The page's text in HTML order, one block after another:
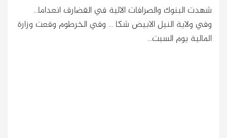
شهدت البنوك والصرافات الالية في القضارف انعداما…
وفي ولاية النيل الابيض شكا … وفي الخرطوم وقعت وزارة
المالية يوم السبت…